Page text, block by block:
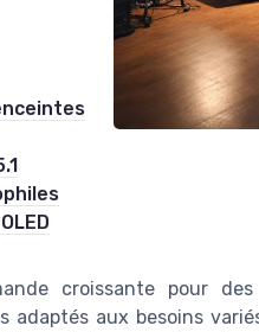
croissante pour
adaptés aux besoins